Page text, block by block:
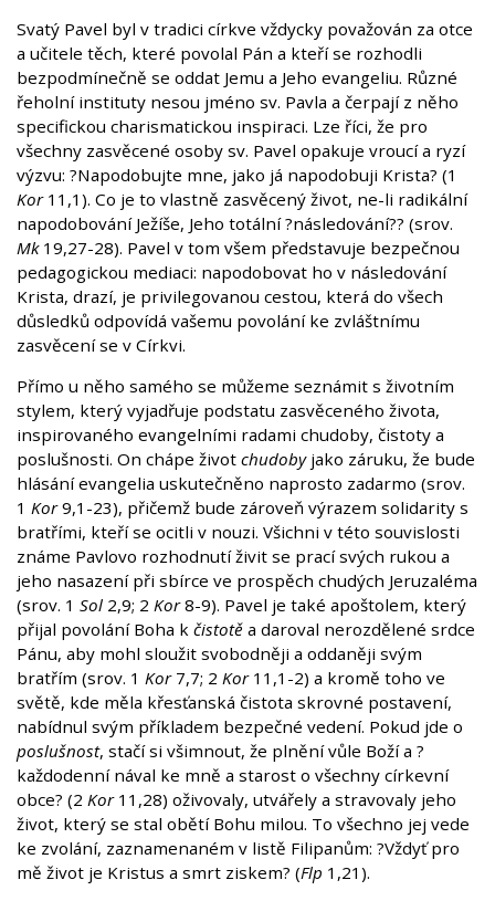
Svatý Pavel byl v tradici církve vždycky považován za otce
a učitele těch, které povolal Pán a kteří se rozhodli
bezpodmínečně se oddat Jemu a Jeho evangeliu. Různé
řeholní instituty nesou jméno sv. Pavla a čerpají z něho
specifickou charismatickou inspiraci. Lze říci, že pro
všechny zasvěcené osoby sv. Pavel opakuje vroucí a ryzí
výzvu: ?Napodobujte mne, jako já napodobuji Krista? (1
Kor11,1). Co je to vlastně zasvěcený život, ne-li radikální
napodobování Ježíše, Jeho totální ?následování?? (srov.
Mk19,27-28). Pavel v tom všem představuje bezpečnou
pedagogickou mediaci: napodobovat ho v následování
Krista, drazí, je privilegovanou cestou, která do všech
důsledků odpovídá vašemu povolání ke zvláštnímu
zasvěcení se v Církvi.
Přímo u něho samého se můžeme seznámit s životním
stylem, který vyjadřuje podstatu zasvěceného života,
inspirovaného evangelními radami chudoby, čistoty a
poslušnosti. On chápe život chudobyjako záruku, že bude
hlásání evangelia uskutečněno naprosto zadarmo (srov.
1 Kor9,1-23), přičemž bude zároveň výrazem solidarity s
bratřími, kteří se ocitli v nouzi. Všichni v této souvislosti
známe Pavlovo rozhodnutí živit se prací svých rukou a
jeho nasazení při sbírce ve prospěch chudých Jeruzaléma
(srov. 1 Sol 2,9; 2 Kor8-9). Pavel je také apoštolem, který
přijal povolání Boha k čistotě a daroval nerozdělené srdce
Pánu, aby mohl sloužit svobodněji a oddaněji svým
bratřím (srov. 1 Kor7,7; 2 Kor11,1-2) a kromě toho ve
světě, kde měla křesťanská čistota skrovné postavení,
nabídnul svým příkladem bezpečné vedení. Pokud jde o
poslušnost, stačí si všimnout, že plnění vůle Boží a ?
každodenní nával ke mně a starost o všechny církevní
obce? (2 Kor11,28) oživovaly, utvářely a stravovaly jeho
život, který se stal obětí Bohu milou. To všechno jej vede
ke zvolání, zaznamenaném v listě Filipanům: ?Vždyť pro
mě život je Kristus a smrt ziskem? (Flp 1,21).